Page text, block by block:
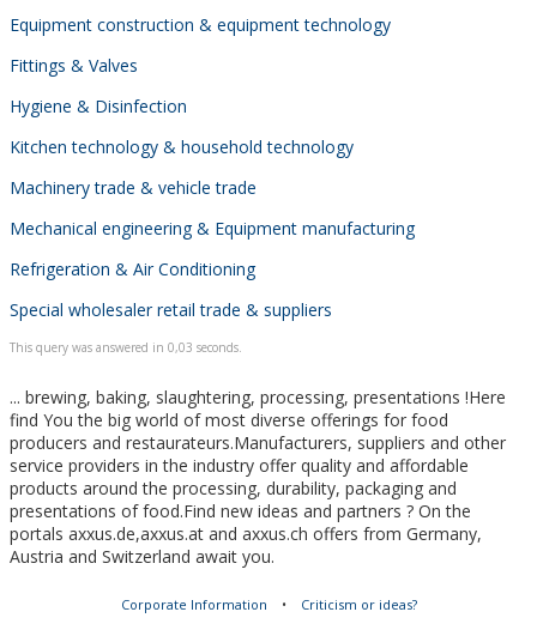
Equipment construction & equipment technology
Fittings & Valves
Hygiene & Disinfection
Kitchen technology & household technology
Machinery trade & vehicle trade
Mechanical engineering & Equipment manufacturing
Refrigeration & Air Conditioning
Special wholesaler retail trade & suppliers
This query was answered in 0,03 seconds.
... brewing, baking, slaughtering, processing, presentations !Here
find You the big world of most diverse offerings for food
producers and restaurateurs.Manufacturers, suppliers and other
service providers in the industry offer quality and affordable
products around the processing, durability, packaging and
presentations of food.Find new ideas and partners ? On the
portals axxus.de,axxus.at and axxus.ch offers from Germany,
Austria and Switzerland await you.
Corporate Information • Criticism or ideas?